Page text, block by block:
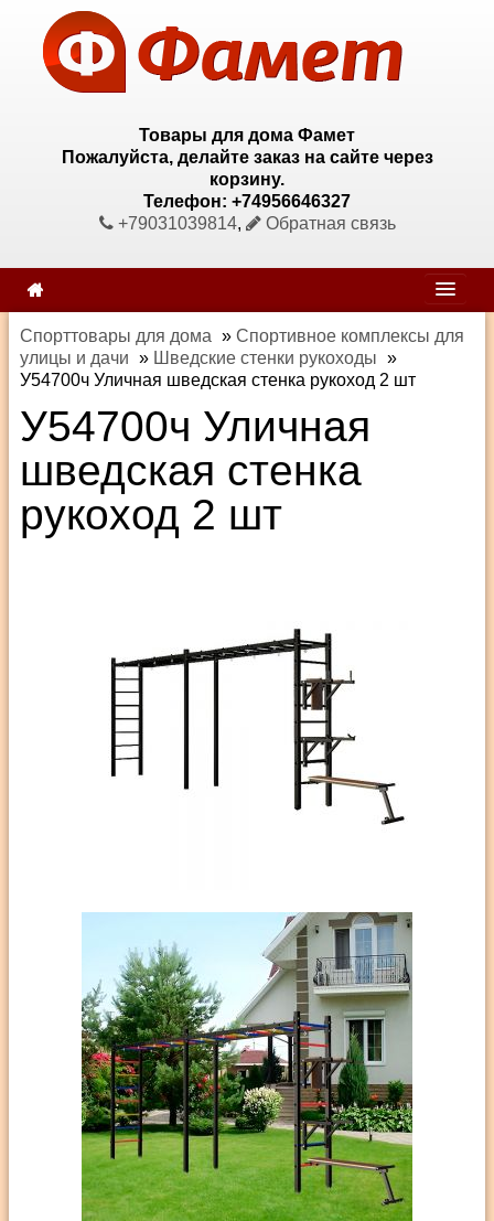
Товары для дома Фамет
Пожалуйста, делайте заказ на сайте через
корзину.
Телефон: +74956646327
+79031039814, Обратная связь
Спорттовары для дома » Спортивное комплексы для
улицы и дачи » Шведские стенки рукоходы »
У54700ч Уличная шведская стенка рукоход 2 шт
У54700ч Уличная
шведская стенка
рукоход 2 шт